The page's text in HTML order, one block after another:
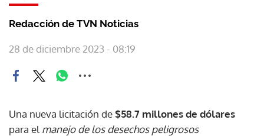
Redacción de TVN Noticias
28 de diciembre 2023 - 08:19
Una nueva licitación de$58.7 millones de dólares
para el manejo de los desechos peligrosos